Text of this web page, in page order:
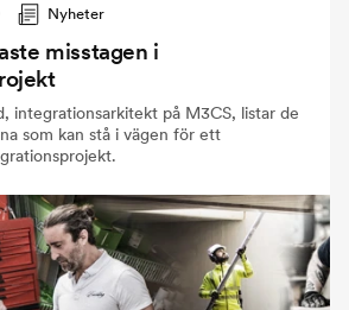
Nyheter
misstagen i
integrationsarkitekt på M3CS, listar de
som kan stå i vägen för ett